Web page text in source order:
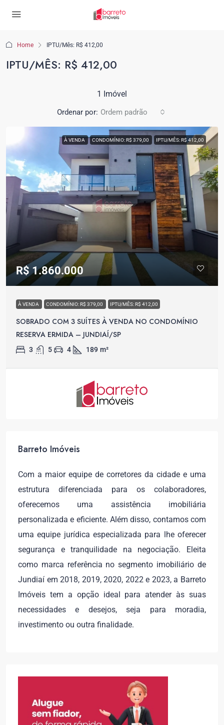
Home IPTU/Mês: R$ 412,00
IPTU/MÊS: R$ 412,00
1 Imóvel
Ordenar por: Ordem padrão
À VENDA CONDOMÍNIO: R$ 379,00 IPTU/MÊS: R$ 412,00
R$ 1.860.000
À VENDA CONDOMÍNIO: R$ 379,00 IPTU/MÊS: R$ 412,00
SOBRADO COM 3 SUÍTES À VENDA NO CONDOMÍNIO
RESERVA ERMIDA – JUNDIAÍ/SP
3 5 4 189 m²
Barreto Imóveis
Com a maior equipe de corretores da cidade e uma
estrutura diferenciada para os colaboradores,
oferecemos uma assistência imobiliária
personalizada e eficiente. Além disso, contamos com
uma equipe jurídica especializada para lhe oferecer
segurança e tranquilidade na negociação. Eleita
como marca referência no segmento imobiliário de
Jundiaí em 2018, 2019, 2020, 2022 e 2023, a Barreto
Imóveis tem a opção ideal para atender às suas
necessidades e desejos, seja para moradia,
investimento ou outra finalidade.